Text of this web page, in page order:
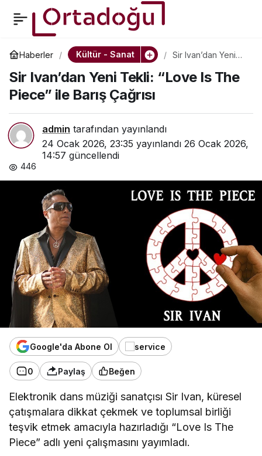
Haberler Kültür - Sanat
Sir Ivan’dan Yeni
Piece” ile Barış
Çağrısı
Sir Ivan’dan Yeni Tekli: “Love Is The
Piece” ile Barış Çağrısı
admin tarafından yayınlandı
24 Ocak 2026, 23:35 yayınlandı 26 Ocak 2026,
14:57 güncellendi
446
Google'da Abone Ol
0 Paylaş Beğen
Elektronik dans müziği sanatçısı Sir Ivan, küresel
çatışmalara dikkat çekmek ve toplumsal birliği
teşvik etmek amacıyla hazırladığı “Love Is The
Piece” adlı yeni çalışmasını yayımladı.
Miyase Sertbarut’un
“Yuan Huan’ın Kulübesi”
Berlin Film Festivali’nde
Tanıtılacak